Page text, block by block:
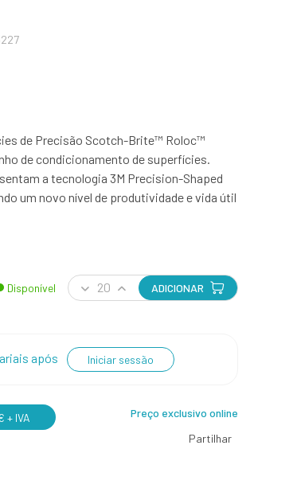
de Precisão Scotch-Brite™ Roloc™
de condicionamento de superfícies.
a tecnologia 3M Precision-Shaped
um novo nível de produtividade e vida útil
Disponível ADICIONAR
após Iniciar sessão
+ IVA
Preço exclusivo online
Partilhar